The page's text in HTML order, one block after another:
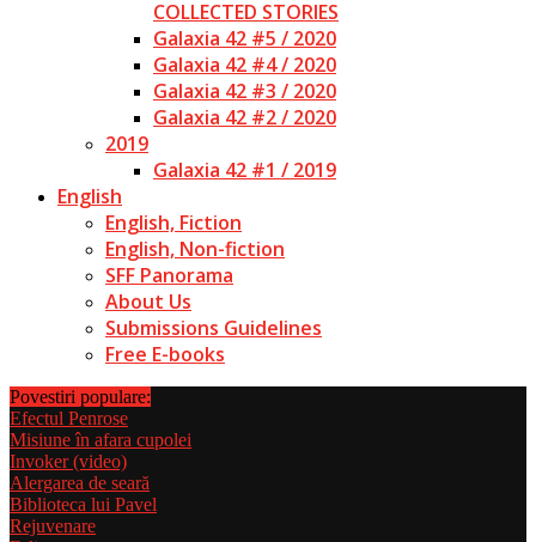
COLLECTED STORIES
Galaxia 42 #5 / 2020
Galaxia 42 #4 / 2020
Galaxia 42 #3 / 2020
Galaxia 42 #2 / 2020
2019
Galaxia 42 #1 / 2019
English
English, Fiction
English, Non-fiction
SFF Panorama
About Us
Submissions Guidelines
Free E-books
Povestiri populare:
Efectul Penrose
Misiune în afara cupolei
Invoker (video)
Alergarea de seară
Biblioteca lui Pavel
Rejuvenare